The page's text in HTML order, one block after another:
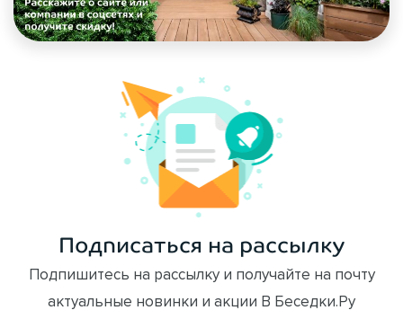
Подписаться на рассылку
Подпишитесь на рассылку и получайте на почту
актуальные новинки и акции В Беседки.Ру